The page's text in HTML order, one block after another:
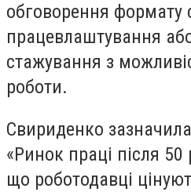
обговорення формату
працевлаштування
стажування з
роботи.
Свириденко
«Ринок праці після 50
що роботодавці